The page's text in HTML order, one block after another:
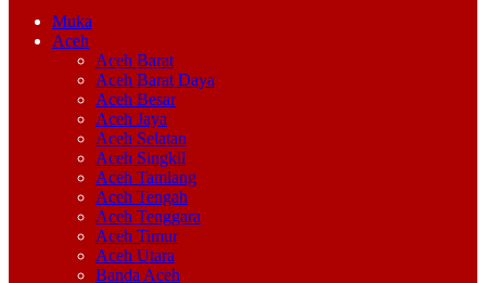
Muka
Aceh
Aceh Barat
Aceh Barat Daya
Aceh Besar
Aceh Jaya
Aceh Selatan
Aceh Singkil
Aceh Tamiang
Aceh Tengah
Aceh Tenggara
Aceh Timur
Aceh Utara
Banda Aceh